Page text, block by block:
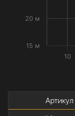
10
15 м
20 м
Артикул